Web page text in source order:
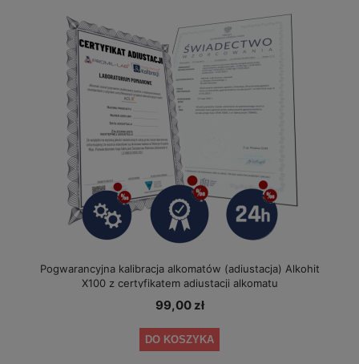
Pogwarancyjna kalibracja alkomatów (adiustacja) Alkohit
X100 z certyfikatem adiustacji alkomatu
99,00 zł
DO KOSZYKA